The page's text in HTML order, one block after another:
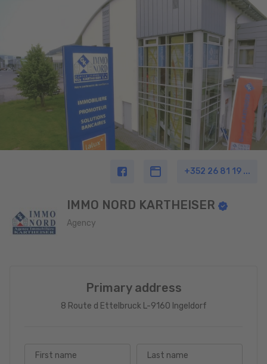
+352 26 81 19 ...
IMMO NORD KARTHEISER
Agency
Primary address
8 Route d Ettelbruck L-9160 Ingeldorf
First name Last name